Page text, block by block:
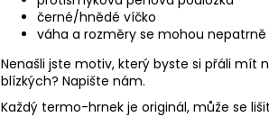
černé/hnědé víčko
váha a rozměry se mohou nepatrně
Nenašli jste motiv, který byste si přáli
blízkých? Napište nám.
Každý termo-hrnek je originál, může se